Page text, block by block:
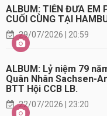
ALBUM: TIỄN ĐƯA EM
CUỐI CÙNG TẠI
29/07/2026 | 20:59
ALBUM: Lỷ niệm 79
Quân Nhân Sachsen-
BTT Hội CCB LB.
22/07/2026 | 23:20